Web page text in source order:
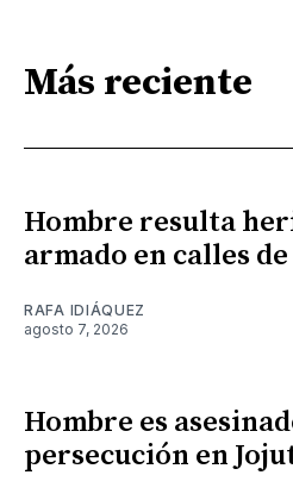
Más reciente
Hombre resulta
armado en calles
RAFA IDIÁQUEZ
agosto 7, 2026
Hombre es
persecución en